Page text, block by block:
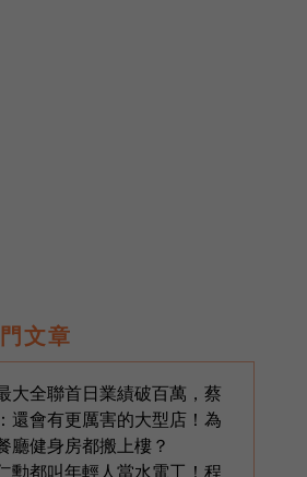
文章
大全聯首日業績破百萬，蔡
還會有更厲害的大型店！為
廳健身房都搬上樓？
勳都叫年輕人當水電工！程